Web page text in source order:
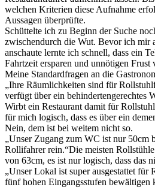
welchen Kriterien diese Aufnahme
Aussagen überprüfte.
Schüttelte ich zu Beginn der Suche
zwischendurch die Wut. Bevor ich mir
anschaute lernte ich schnell, dass ein
Fahrtzeit ersparen und unnötigen Frust
Meine Standardfragen an die
„Ihre Räumlichkeiten sind für
verfügt über ein behindertengerechtes
Wirbt ein Restaurant damit für
für mich logisch, dass es über ein
Nein, dem ist bei weitem nicht so.
„Unser Zugang zum WC ist nur 50cm
Rollifahrer rein.“Die meisten
von 63cm, es ist nur logisch, dass das
„Unser Lokal ist super ausgestattet für
fünf hohen Eingangsstufen bewältigen